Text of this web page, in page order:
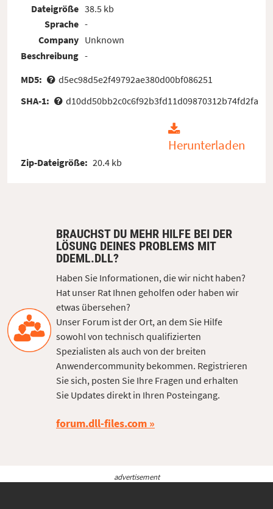
Dateigröße
Sprache
Company
Beschreibung
38.5 kb
-
Unknown
-
MD5:
d5ec98d5e2f49792ae380d00bf086251
SHA-1:
d10dd50bb2c0c6f92b3fd11d09870312b74fd2fa
Herunterladen
Zip-Dateigröße: 20.4 kb
BRAUCHST DU MEHR HILFE BEI DER
LÖSUNG DEINES PROBLEMS MIT
DDEML.DLL?
Haben Sie Informationen, die wir nicht haben?
Hat unser Rat Ihnen geholfen oder haben wir
etwas übersehen?
Unser Forum ist der Ort, an dem Sie Hilfe
sowohl von technisch qualifizierten
Spezialisten als auch von der breiten
Anwendercommunity bekommen. Registrieren
Sie sich, posten Sie Ihre Fragen und erhalten
Sie Updates direkt in Ihren Posteingang.
forum.dll-files.com
advertisement